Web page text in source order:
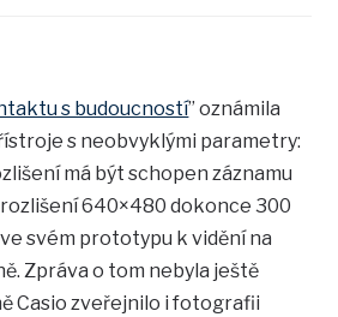
s budoucností” oznámila
s neobvyklými parametry:
má být schopen záznamu
640×480 dokonce 300
svém prototypu k vidění na
Zpráva o tom nebyla ještě
Casio zveřejnilo i fotografii